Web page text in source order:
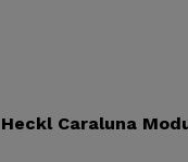
Heckl Caraluna